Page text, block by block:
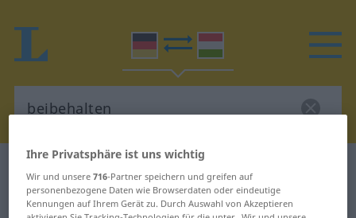
Deutsch-Ungarisch Übersetzung
Ihre Privatsphäre ist uns wichtig
Wir und unsere716-Partner speichern und greifen auf
personenbezogene Daten wie Browserdaten oder eindeutige
Kennungen auf Ihrem Gerät zu. Durch Auswahl von Akzeptieren